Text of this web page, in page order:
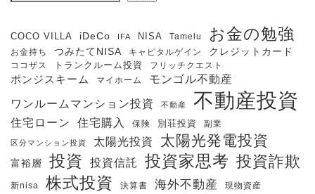
COCO VILLA iDeCo IFA NISA Tamelu お金の勉強
お金持ち つみたてNISA キャピタルゲイン クレジットカード
ココザス トランクルーム投資 フリッチクエスト
ポンジスキーム マイホーム モンゴル不動産
ワンルームマンション投資 不動産 不動産投資
住宅ローン 住宅購入 保険 別荘投資 副業
区分マンション投資 太陽光投資 太陽光発電投資
富裕層 投資 投資信託 投資家思考 投資詐欺
新nisa 株式投資 決算書 海外不動産 現物資産